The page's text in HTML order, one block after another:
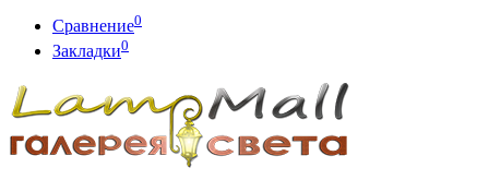
Сравнение0
Закладки0